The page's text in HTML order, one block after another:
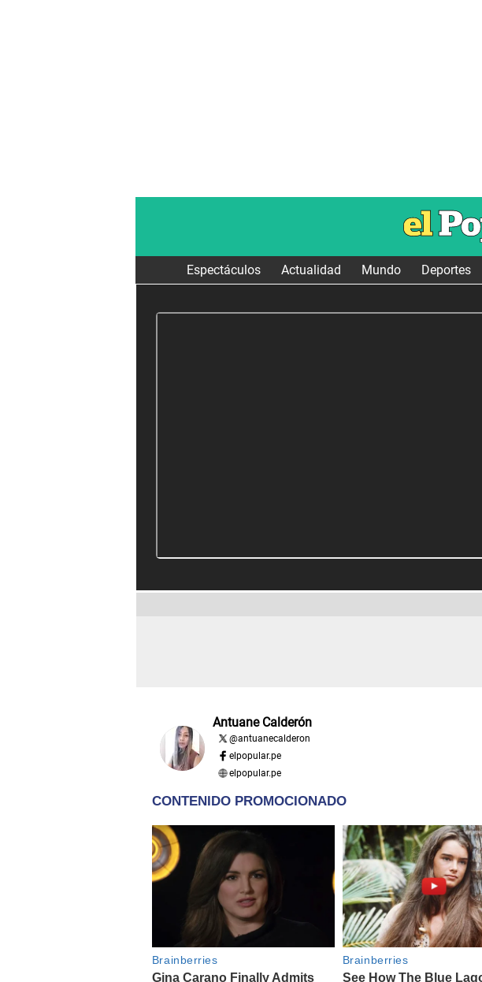
Espectáculos Actualidad Mundo Deportes
Antuane Calderón
@antuanecalderon
elpopular.pe
elpopular.pe